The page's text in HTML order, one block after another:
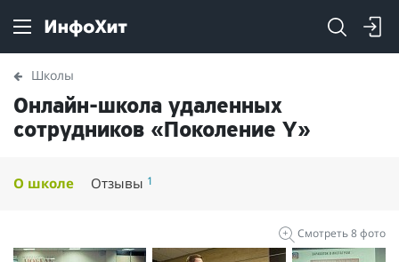
Школы
Онлайн-школа удаленных
сотрудников «Поколение Y»
О школе Отзывы 1
Смотреть 8 фото